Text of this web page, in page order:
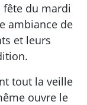
fête du mardi
ambiance de
et leurs
tout la veille
ouvre le